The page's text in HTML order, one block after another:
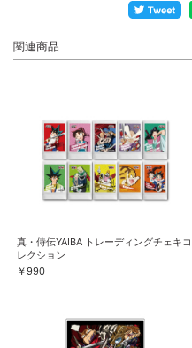
関連商品
真・侍伝YAIBA トレーディングチェキコ
レクション
￥990